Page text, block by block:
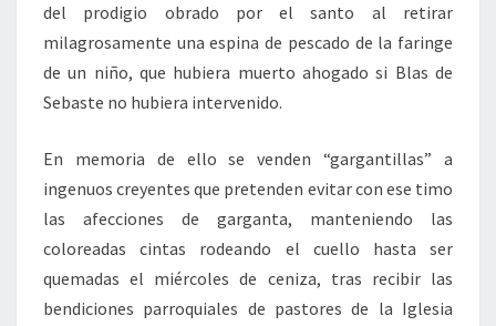
del prodigio obrado por el santo al retirar
milagrosamente una espina de pescado de la faringe
de un niño, que hubiera muerto ahogado si Blas de
Sebaste no hubiera intervenido.
En memoria de ello se venden “gargantillas” a
ingenuos creyentes que pretenden evitar con ese timo
las afecciones de garganta, manteniendo las
coloreadas cintas rodeando el cuello hasta ser
quemadas el miércoles de ceniza, tras recibir las
bendiciones parroquiales de pastores de la Iglesia